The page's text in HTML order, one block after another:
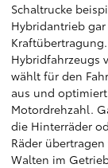
Schaltrucke
Hybridantrieb
Hybridfahrzeugs
wählt für den
aus und
Motordrehzahl.
die Hinterräder
Räder
Walten im